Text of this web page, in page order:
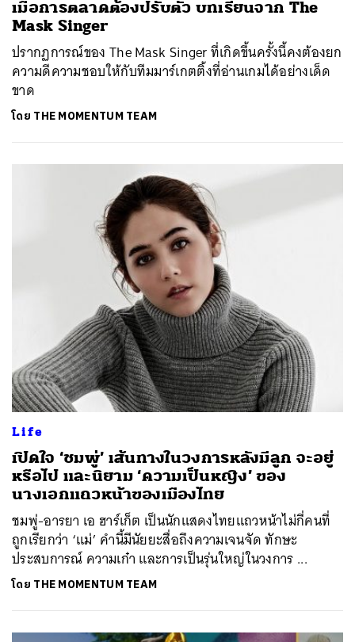
เมื่อการตลาดต้องปรับตัว บทเรียนจาก The
Mask Singer
ปรากฏการณ์ของ The Mask Singer ที่เกิดขึ้นครั้งนี้คงต้องยก
ความดีความชอบให้กับทีมมาร์เกตติ้งที่อ่านเกมได้อย่างเด็ด
ขาด
โดย THE MOMENTUM TEAM
Life
เปิดใจ ‘ชมพู่’ เส้นทางในวงการหลังมีลูก จะอยู่
หรือไป และนิยาม ‘ความเป็นหญิง’ ของ
นางเอกแถวหน้าของเมืองไทย
ชมพู่-อารยา เอ ฮาร์เก็ต เป็นนักแสดงไทยแถวหน้าไม่กี่คนที่
ถูกเรียกว่า ‘แม่’ คำนี้มีนัยยะสื่อถึงความเจนจัด ทักษะ
ประสบการณ์ ความเก๋า และการเป็นรุ่นใหญ่ในวงการ ...
โดย THE MOMENTUM TEAM